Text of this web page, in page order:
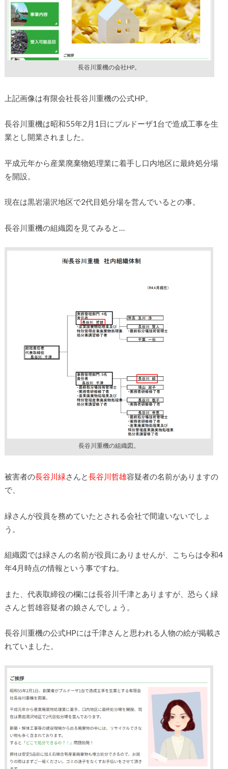
長谷川重機の会社HP。
上記画像は有限会社長谷川重機の公式HP。
長谷川重機は昭和55年2月1日にブルドーザ1台で造成工事を生
業とし開業されました。
平成元年から産業廃棄物処理業に着手し口内地区に最終処分場
を開設。
現在は黒岩湯沢地区で2代目処分場を営んでいるとの事。
長谷川重機の組織図を見てみると…
長谷川重機の組織図。
被害者の長谷川緑さんと長谷川哲雄容疑者の名前がありますの
で、
緑さんが役員を務めていたとされる会社で間違いないでしょ
う。
組織図では緑さんの名前が役員にありませんが、こちらは令和4
年4月時点の情報という事ですね。
また、代表取締役の欄には長谷川千津とありますが、恐らく緑
さんと哲雄容疑者の娘さんでしょう。
長谷川重機の公式HPには千津さんと思われる人物の絵が掲載さ
れていました。